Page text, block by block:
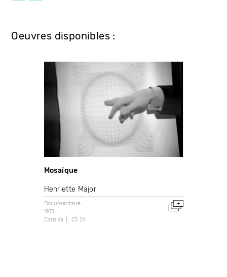
Oeuvres disponibles :
Mosaïque
Henriette Major
Documentaire
1971
Canada
23:24